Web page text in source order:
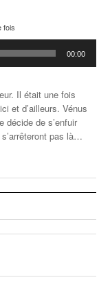
fois
00:00
Il était une fois
et d’ailleurs. Vénus
décide de s’enfuir
pas là…